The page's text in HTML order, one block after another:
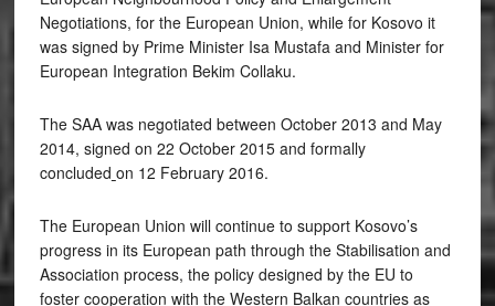
Negotiations, for the European Union, while for Kosovo it
was signed by Prime Minister Isa Mustafa and Minister for
European Integration Bekim Collaku.
The SAA was negotiated between October 2013 and May
2014, signed on 22 October 2015 and formally
concluded on 12 February 2016.
The European Union will continue to support Kosovo’s
progress in its European path through the Stabilisation and
Association process, the policy designed by the EU to
foster cooperation with the Western Balkan countries as